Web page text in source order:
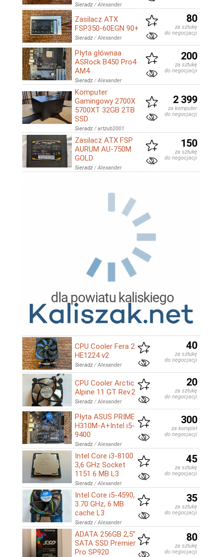
Sieradz /Alexander
Zasilacz ATX
FSP350-60EGN 90+
Sieradz /Alexander
80
za sztukę
do negocjacji
Płyta głównaa
ASRock B450 Pro4
AM4
Sieradz /Alexander
200
za sztukę
do negocjacji
Komputer
Gamingowy 2700X
5700XT 32GB 2TB
SSD
Sieradz /artzub2001
2 399
za komputer
do negocjacji
Zasilacz ATX FSP
AURUM AU-750M
GOLD
Sieradz /Alexander
150
za sztukę
do negocjacji
CPU Cooler Fera 2
HE1224 v2
Sieradz /Alexander
40
za sztukę
do negocjacji
CPU Cooler Arctic
Alpine 11 GT Rev.2
Sieradz /Alexander
20
za sztukę
do negocjacji
Płyta ASUS PRIME
H310M-A+Intel i5-
9400
Sieradz /Alexander
300
za komplet
do negocjacji
Intel Core i3-8100
3,6 GHz Socket
1151 6 MB L3
Sieradz /Alexander
45
za sztukę
do negocjacji
Intel Core i5-4590,
3.70 GHz, 6 MB
cache L3
Sieradz /Alexander
35
za sztukę
do negocjacji
ADATA 256GB 2,5''
SATA SSD Premier
Pro SP920
80
za sztukę
do negocjacji